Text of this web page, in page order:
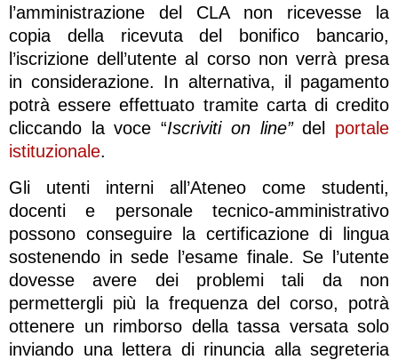
l’amministrazione del CLA non ricevesse la
copia della ricevuta del bonifico bancario,
l’iscrizione dell’utente al corso non verrà presa
in considerazione. In alternativa, il pagamento
potrà essere effettuato tramite carta di credito
cliccando la voce “Iscriviti on line” del portale
istituzionale.
Gli utenti interni all’Ateneo come studenti,
docenti e personale tecnico-amministrativo
possono conseguire la certificazione di lingua
sostenendo in sede l’esame finale. Se l’utente
dovesse avere dei problemi tali da non
permettergli più la frequenza del corso, potrà
ottenere un rimborso della tassa versata solo
inviando una lettera di rinuncia alla segreteria